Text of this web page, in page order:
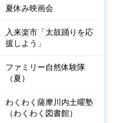
夏休み映画会
入来楽市「太鼓踊りを応
援しよう」
ファミリー自然体験隊
（夏）
わくわく薩摩川内土曜塾
（わくわく図書館）